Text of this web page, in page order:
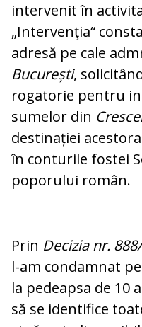
intervenit în
„Intervenţia“
adresă pe cale
București,
rogatorie pentru
sumelor din
destinației
în conturile fostei
poporului român.
Prin Decizia nr.
l-am condamnat
la pedeapsa de 10
să se identifice